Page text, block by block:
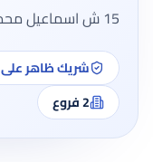
15 ش اسماعيل محمد - برج جده
شريك ظاهر على 4Safar
2فروع